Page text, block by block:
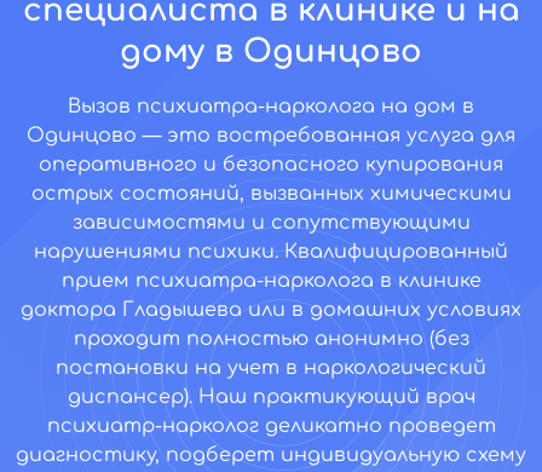
специалиста в клинике и на
дому в Одинцово
Вызов психиатра-нарколога на дом в
Одинцово — это востребованная услуга для
оперативного и безопасного купирования
острых состояний, вызванных химическими
зависимостями и сопутствующими
нарушениями психики. Квалифицированный
прием психиатра-нарколога в клинике
доктора Гладышева или в домашних условиях
проходит полностью анонимно (без
постановки на учет в наркологический
диспансер). Наш практикующий врач
психиатр-нарколог деликатно проведет
диагностику, подберет индивидуальную схему